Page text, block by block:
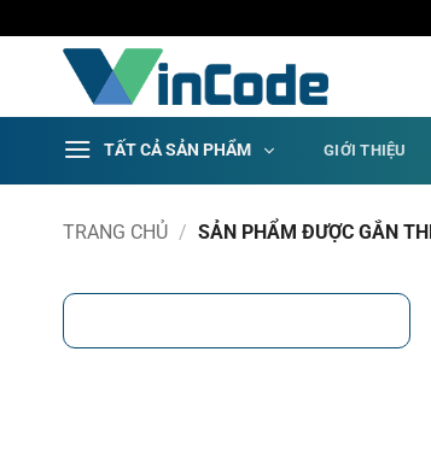
qua
TẤT CẢ SẢN PHẨM GIỚI THIỆU
TRANG CHỦ / SẢN PHẨM ĐƯỢC GẮN